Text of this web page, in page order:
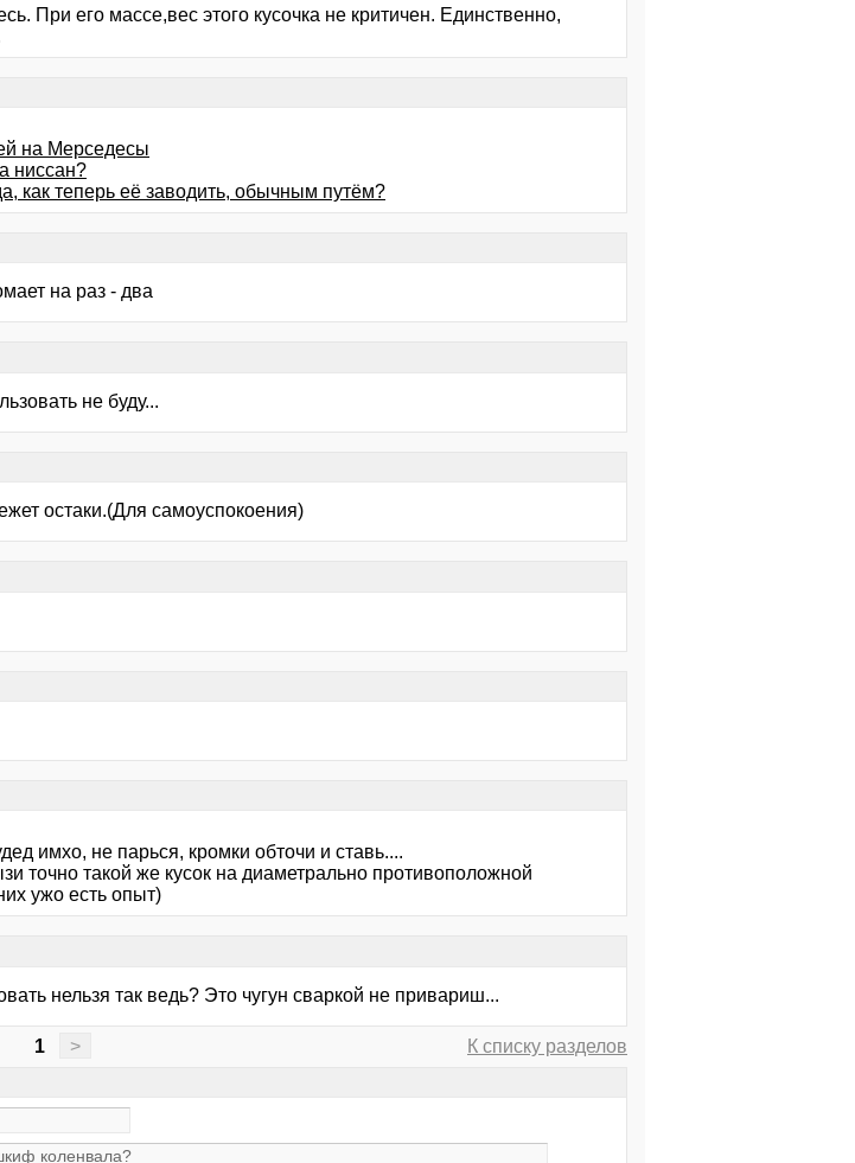
При его массе,вес этого кусочка не критичен. Единственно,
на Мерседесы
ниссан?
как теперь её заводить, обычным путём?
на раз - два
не буду...
остаки.(Для самоуспокоения)
имхо, не парься, кромки обточи и ставь....
точно такой же кусок на диаметрально противоположной
ужо есть опыт)
нельзя так ведь? Это чугун сваркой не привариш...
1 >
К списку разделов